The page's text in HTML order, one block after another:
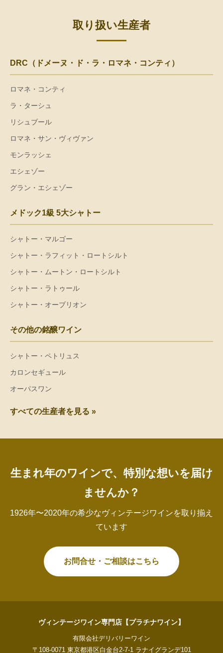
取り扱い生産者
DRC（ドメーヌ・ド・ラ・ロマネ・コンティ）
ロマネ・コンティ
ラ・ターシュ
リシュブール
ロマネ・サン・ヴィヴァン
モンラッシェ
エシェゾー
グラン・エシェゾー
メドック1級 5大シャトー
シャトー・マルゴー
シャトー・ラフィット・ロートシルト
シャトー・ムートン・ロートシルト
シャトー・ラトゥール
シャトー・オーブリオン
その他の銘醸ワイン
シャトー・ペトリュス
カロンセギュール
オーパスワン
すべての生産者を見る »
生まれ年のワインで、特別な想いを届け
ませんか？
1926年〜2020年の希少なヴィンテージワインを取り揃え
ています
お問合せ・ご相談はこちら
ヴィンテージワイン専門店【プラチナワイン】
有限会社デリバリーワイン
〒108-0071 東京都港区白金台2-7-1 ラナイグランデ101